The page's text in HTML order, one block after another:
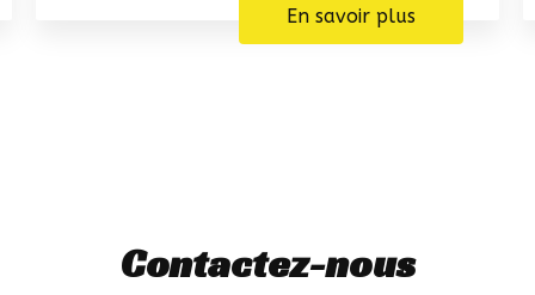
En savoir plus
Contactez-nous